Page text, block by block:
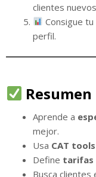
clientes
Consigue
perfil.
Aprende a
mejor.
Usa CAT tools
Define tarifas
Busca clientes